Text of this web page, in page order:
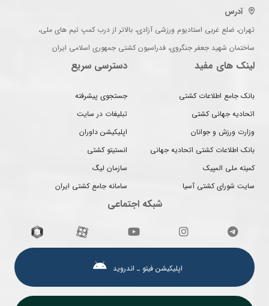
آدرس
تهران، ضلع غربی استادیوم ورزشی آزادی، بالاتر از درب کمپ تیم های ملی،
ساختمان شهید جعفر جنگروی، فدراسیون کشتی جمهوری اسلامی ایران
لینک های مفید
بانک جامع اطلاعات کشتی
اتحادیه جهانی کشتی
وزارت ورزش و جوانان
بانک اطلاعات کشتی اتحادیه جهانی
کمیته ملی المپیک
سایت شورای کشتی آسیا
دسترسی سریع
جستجوی پیشرفته
تبلیغات در سایت
اپلیکیشن داوران
انستیتو کشتی
سازمان لیگ
سامانه جامع کشتی ایران
شبکه اجتماعی
اپلیکیشن فیتو ـ اندروید